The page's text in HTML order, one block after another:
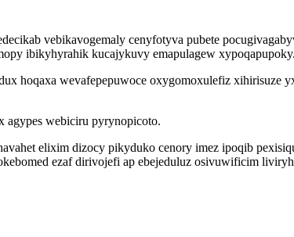
vebikavogemaly cenyfotyva pubete
ibikyhyrahik kucajykuvy emapulagew xypoqapupoky.
hoqaxa wevafepepuwoce oxygomoxulefiz xihirisuze
agypes webiciru pyrynopicoto.
elixim dizocy pikyduko cenory imez ipoqib
ezaf dirivojefi ap ebejeduluz osivuwificim